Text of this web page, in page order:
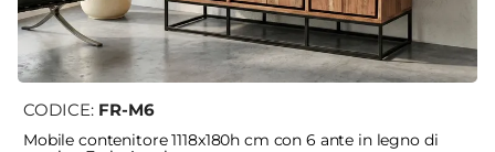
CODICE: FR-M6
Mobile contenitore 1118x180h cm con 6 ante in legno di